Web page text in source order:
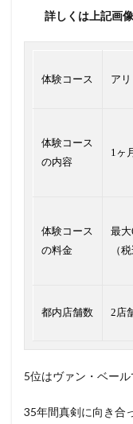
詳しくは上記画
体験コース アリ
体験コース
の内容
1ヶ
体験コース
の料金
最
（
都内店舗数 2店
5位はヴァン・ベール
35年間真剣に向き合